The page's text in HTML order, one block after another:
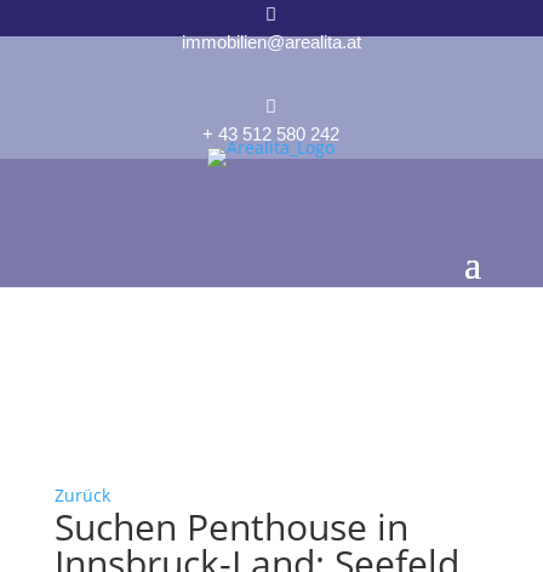

immobilien@arealita.at

+ 43 512 580 242
Zurück
Suchen Penthouse in